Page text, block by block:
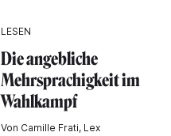
LESEN
Die angebliche
Mehrsprachigkeit im
Wahlkampf
Von Camille Frati, Lex